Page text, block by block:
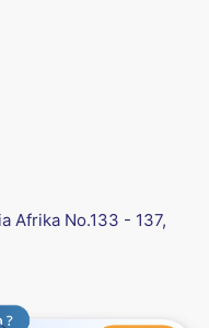
Afrika No.133 - 137,